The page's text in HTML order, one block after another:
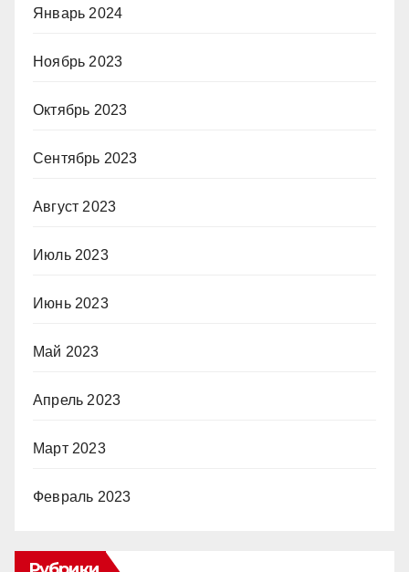
Январь 2024
Ноябрь 2023
Октябрь 2023
Сентябрь 2023
Август 2023
Июль 2023
Июнь 2023
Май 2023
Апрель 2023
Март 2023
Февраль 2023